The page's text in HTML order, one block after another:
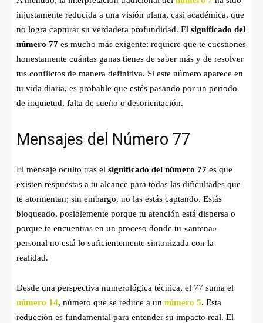
injustamente reducida a una visión plana, casi académica, que
no logra capturar su verdadera profundidad. El significado del
número 77 es mucho más exigente: requiere que te cuestiones
honestamente cuántas ganas tienes de saber más y de resolver
tus conflictos de manera definitiva. Si este número aparece en
tu vida diaria, es probable que estés pasando por un periodo
de inquietud, falta de sueño o desorientación.
Mensajes del Número 77
El mensaje oculto tras el significado del número 77 es que
existen respuestas a tu alcance para todas las dificultades que
te atormentan; sin embargo, no las estás captando. Estás
bloqueado, posiblemente porque tu atención está dispersa o
porque te encuentras en un proceso donde tu «antena»
personal no está lo suficientemente sintonizada con la
realidad.
Desde una perspectiva numerológica técnica, el 77 suma el
número 14, número que se reduce a un número 5. Esta
reducción es fundamental para entender su impacto real. El